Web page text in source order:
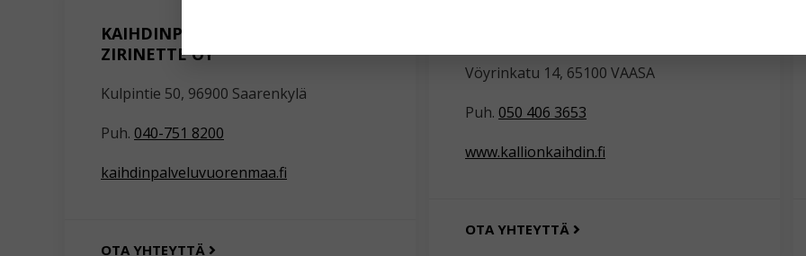
KAIHDINPALVELU VUORENMAA /
ZIRINETTE OY
Kulpintie 50, 96900 Saarenkylä
Puh. 040-751 8200
kaihdinpalveluvuorenmaa.fi
OTA YHTEYTTÄ
Vöyrinkatu 14, 65100 VAASA
Puh. 050 406 3653
www.kallionkaihdin.fi
OTA YHTEYTTÄ